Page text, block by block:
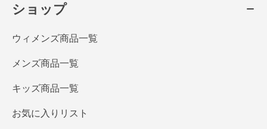
ショップ
ウィメンズ商品一覧
メンズ商品一覧
キッズ商品一覧
お気に入りリスト